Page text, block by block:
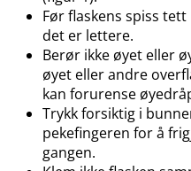
Før flaskens spiss
det er lettere.
Berør ikke øyet eller
øyet eller andre
kan forurense
Trykk forsiktig i
pekefingeren for å
gangen.